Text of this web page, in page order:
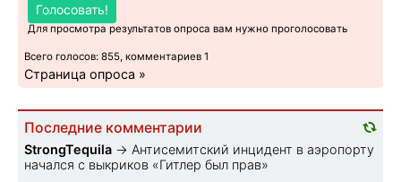
Голосовать!
Для просмотра результатов опроса вам нужно проголосовать
Всего голосов: 855, комментариев 1
Страница опроса »
Последние комментарии
StrongTequila → Антисемитский инцидент в аэропорту
начался с выкриков «Гитлер был прав»